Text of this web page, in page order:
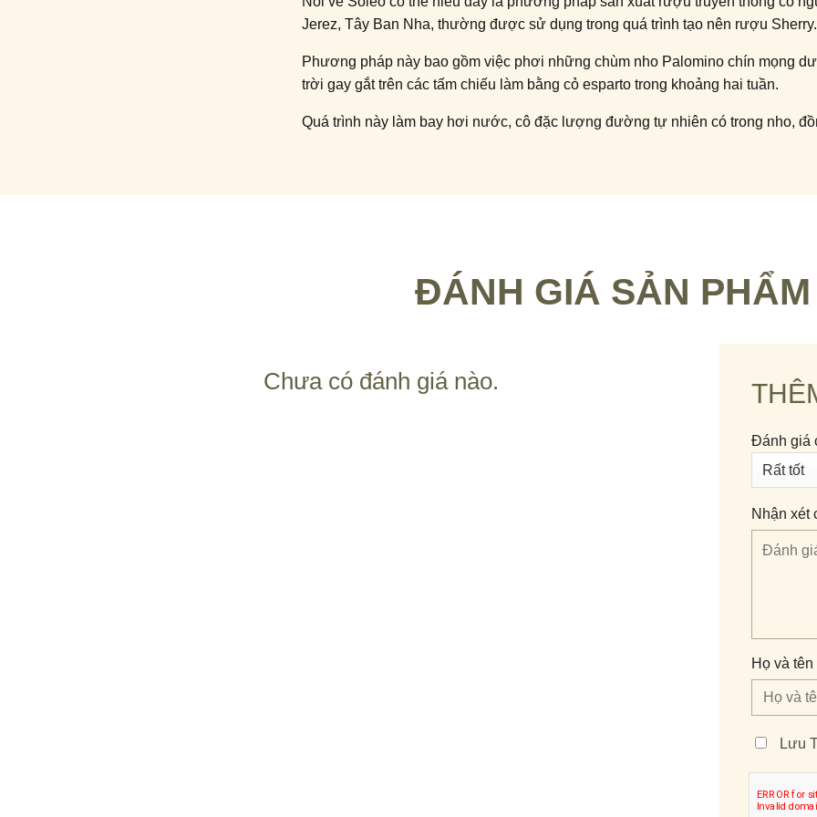
Jerez, Tây Ban Nha, thường được sử dụng trong quá trình tạo nên rượu Sherry.
Phương pháp này bao gồm việc phơi những chùm nho Palomino chín mọng
trời gay gắt trên các tấm chiếu làm bằng cỏ esparto trong khoảng hai tuần.
Quá trình này làm bay hơi nước, cô đặc lượng đường tự nhiên có trong nho,
Và nếu bạn đang tìm kiếm thông tin về Glenrothes 25 The Soleo Collection hãy
ĐÁNH GIÁ SẢN PHẨM
Chưa có đánh giá nào.
Đánh giá
Nhận xét
Họ và tên
Lưu